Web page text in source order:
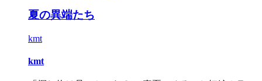
夏の異端たち
kmt
kmt